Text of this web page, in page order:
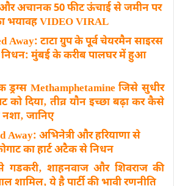
अचानक 50 फीट ऊंचाई से जमीन पर
भयावह VIDEO VIRAL
Away: टाटा ग्रुप के पूर्व चेयरमैन साइरस
निधन: मुंबई के करीब पालघर में हुआ
Methamphetamine जिसे सुधीर
को दिया‚ तीव्र यौन इच्छा बढ़ा कर कैसे
जानिए
Away: अभिनेत्री और हरियाणा से
का हार्ट अटैक से निधन
गडकरी‚ शाहनवाज और शिवराज की
शामिल‚ ये है पार्टी की भावी रणनीति